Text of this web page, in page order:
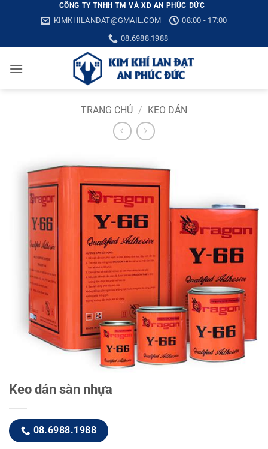
CÔNG TY TNHH TM VÀ XD AN PHÚC ĐỨC
KIMKHILANDAT@GMAIL.COM
08:00 - 17:00
08.6988.1988
TRANG CHỦ / KEO DÁN
Keo dán sàn nhựa
08.6988.1988